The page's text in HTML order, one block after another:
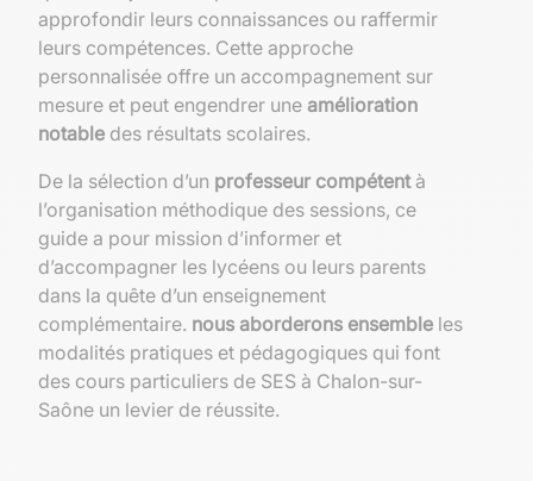
approfondir leurs connaissances ou raffermir
leurs compétences. Cette approche
personnalisée offre un accompagnement sur
mesure et peut engendrer une amélioration
notable des résultats scolaires.
De la sélection d’un professeur compétentà
l’organisation méthodique des sessions, ce
guide a pour mission d’informer et
d’accompagner les lycéens ou leurs parents
dans la quête d’un enseignement
complémentaire. nous aborderons ensemble les
modalités pratiques et pédagogiques qui font
des cours particuliers de SES à Chalon-sur-
Saône un levier de réussite.